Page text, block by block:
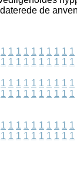
de
1 1 1 1 1 1 1 1 1 1
1 1 1 1 1 1 1 1 1 1
1 1 1 1 1 1 1 1 1 1
1 1 1 1 1 1 1 1 1 1
1 1 1 1 1 1 1 1 1 1
1 1 1 1 1 1 1 1 1 1